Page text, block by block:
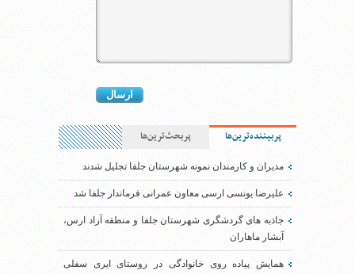
پربیننده‌ترین‌ها پربحث‌ترین‌ها
مدیران و کارمندان نمونه شهرستان جلفا تجلیل شدند
علیرضا یونسی ارسی معاون عمرانی فرماندار جلفا شد
جاذبه های گردشگری شهرستان جلفا و منطقه آزاد ارس،
آبشار ماهاران
همایش پیاده روی خانوادگی در روستای ایری سفلی